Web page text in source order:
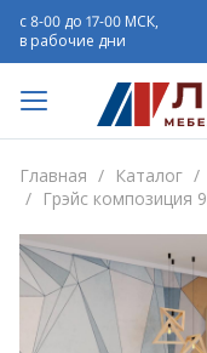
с 8-00 до 17-00 МСК,
в рабочие дни
Главная / Каталог /
/ Грэйс композиция 9